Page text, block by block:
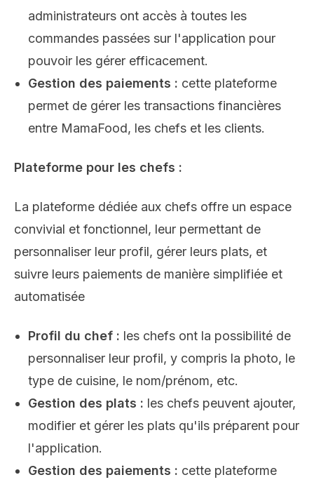
administrateurs ont accès à toutes les
commandes passées sur l'application pour
pouvoir les gérer efficacement.
Gestion des paiements : cette plateforme
permet de gérer les transactions financières
entre MamaFood, les chefs et les clients.
Plateforme pour les chefs :
La plateforme dédiée aux chefs offre un espace
convivial et fonctionnel, leur permettant de
personnaliser leur profil, gérer leurs plats, et
suivre leurs paiements de manière simplifiée et
automatisée
Profil du chef : les chefs ont la possibilité de
personnaliser leur profil, y compris la photo, le
type de cuisine, le nom/prénom, etc.
Gestion des plats : les chefs peuvent ajouter,
modifier et gérer les plats qu'ils préparent pour
l'application.
Gestion des paiements : cette plateforme